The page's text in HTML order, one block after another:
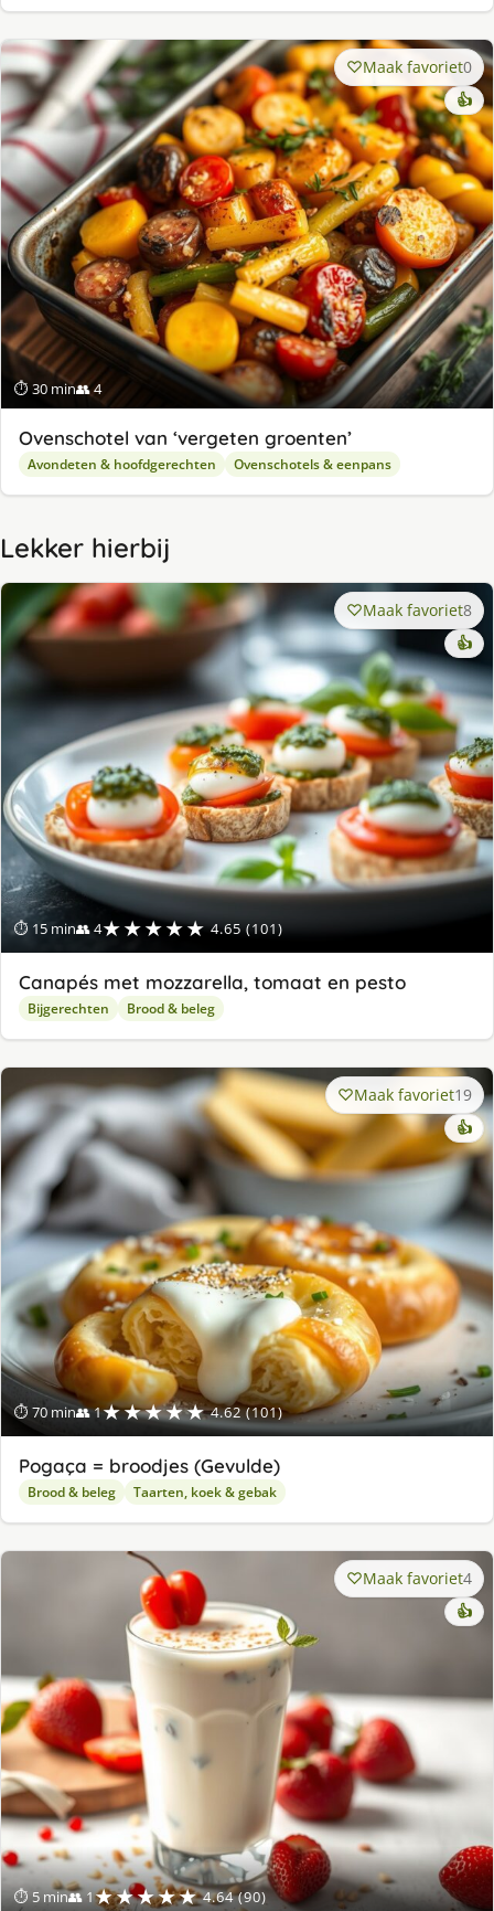
⏱ 30 min👥 4
Maak favoriet0
👍
Ovenschotel van ‘vergeten groenten’
Avondeten & hoofdgerechten Ovenschotels & eenpans
Lekker hierbij
⏱ 15 min👥 4★★★★★ 4.65 (101)
Maak favoriet8
👍
Canapés met mozzarella, tomaat en pesto
Bijgerechten Brood & beleg
⏱ 70 min👥 1★★★★★ 4.62 (101)
Maak favoriet19
👍
Pogaça = broodjes (Gevulde)
Brood & beleg Taarten, koek & gebak
⏱ 5 min👥 1★★★★★ 4.64 (90)
Maak favoriet4
👍